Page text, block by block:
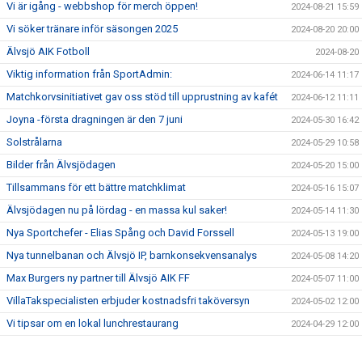
Vi är igång - webbshop för merch öppen! 2024-08-21 15:59
Vi söker tränare inför säsongen 2025 2024-08-20 20:00
Älvsjö AIK Fotboll 2024-08-20
Viktig information från SportAdmin: 2024-06-14 11:17
Matchkorvsinitiativet gav oss stöd till upprustning av kafét 2024-06-12 11:11
Joyna -första dragningen är den 7 juni 2024-05-30 16:42
Solstrålarna 2024-05-29 10:58
Bilder från Älvsjödagen 2024-05-20 15:00
Tillsammans för ett bättre matchklimat 2024-05-16 15:07
Älvsjödagen nu på lördag - en massa kul saker! 2024-05-14 11:30
Nya Sportchefer - Elias Spång och David Forssell 2024-05-13 19:00
Nya tunnelbanan och Älvsjö IP, barnkonsekvensanalys 2024-05-08 14:20
Max Burgers ny partner till Älvsjö AIK FF 2024-05-07 11:00
VillaTakspecialisten erbjuder kostnadsfri taköversyn 2024-05-02 12:00
Vi tipsar om en lokal lunchrestaurang 2024-04-29 12:00